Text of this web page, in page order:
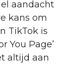
aandacht
kans om
TikTok is
You Page’
altijd aan